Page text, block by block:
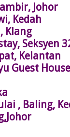
Johor
Kedah
Klang
Seksyen
Kelantan
Guest
, Baling,